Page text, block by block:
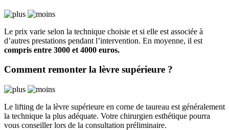
Le prix varie selon la technique choisie et si elle est associée à
d’autres prestations pendant l’intervention. En moyenne, il est
compris entre 3000 et 4000 euros.
Comment remonter la lèvre supérieure ?
Le lifting de la lèvre supérieure en corne de taureau est généralement
la technique la plus adéquate. Votre chirurgien esthétique pourra
vous conseiller lors de la consultation préliminaire.